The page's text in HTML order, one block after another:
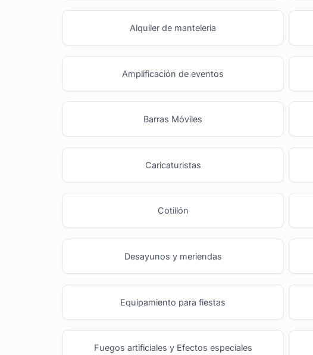
Alquiler de manteleria
Amplificación de eventos
Barras Móviles
Caricaturistas
Cotillón
Desayunos y meriendas
Equipamiento para fiestas
Fuegos artificiales y Efectos especiales